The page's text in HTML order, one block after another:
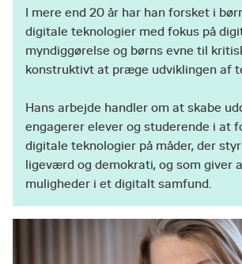
I mere end 20 år har han forsket i
digitale teknologier med fokus på
myndiggørelse og børns evne til
konstruktivt at præge udviklingen af
Hans arbejde handler om at skabe
engagerer elever og studerende i at
digitale teknologier på måder, der
ligeværd og demokrati, og som giver
muligheder i et digitalt samfund.